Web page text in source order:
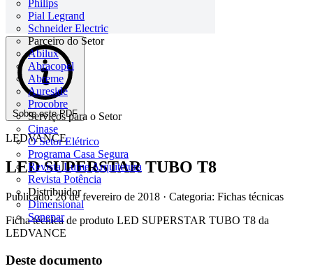
Philips
Pial Legrand
Schneider Electric
Parceiro do Setor
Abilux
Abracopel
Abreme
Aureside
Procobre
Serviços para o Setor
Cinase
O Setor Elétrico
Programa Casa Segura
Revista Lume Arquitetura
Revista Potência
Distribuidor
Dimensional
Sonepar
Sobre este PDF
LEDVANCE
LED SUPERSTAR TUBO T8
Publicado: 26 de fevereiro de 2018 · Categoria: Fichas técnicas
Ficha técnica de produto LED SUPERSTAR TUBO T8 da
LEDVANCE
Deste documento